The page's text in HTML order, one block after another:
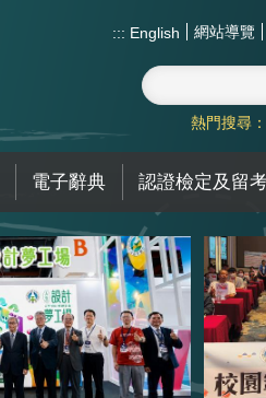
::: English 網站導覽
熱門搜尋：
電子辭典 認證檢定及留